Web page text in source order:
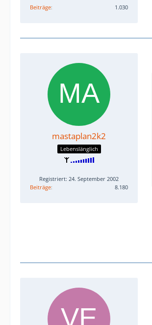
Beiträge
1.030
mastaplan2k2
Lebenslänglich
Registriert: 24. September 2002
Beiträge
8.180